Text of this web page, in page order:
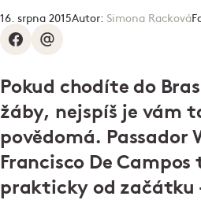
16. srpna 2015Autor: Simona Racková
Pokud chodíte do
žáby, nejspíš je vám
povědomá. Passador
Francisco De
prakticky od začátku